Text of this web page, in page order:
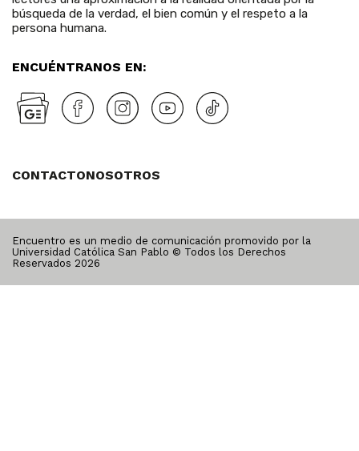
búsqueda de la verdad, el bien común y el respeto a la
persona humana.
ENCUÉNTRANOS EN:
CONTACTONOSOTROS
Encuentro es un medio de comunicación promovido por la
Universidad Católica San Pablo © Todos los Derechos
Reservados 2026